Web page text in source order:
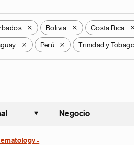
X Bolivia X Costa Rica
X Perú X Trinidad y
Ordenar
Negocio
-